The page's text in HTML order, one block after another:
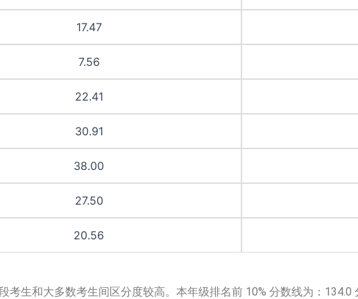
17.47
7.56
22.41
30.91
38.00
27.50
20.56
生和大多数考生间区分度较高。本年级排名前 10% 分数线为：134.0